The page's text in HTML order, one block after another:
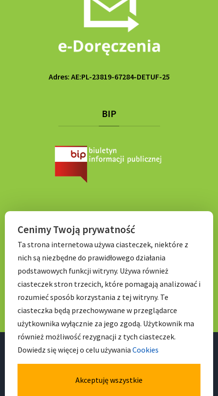
Adres: AE:PL-23819-67284-DETUF-25
BIP
Tel. 71 798 67 99
E-mail:sekretariat.p056@wroclawskaedukacja.pl
Godziny otwarcia:
7:00 – 17: 00
Cenimy Twoją prywatność
Ta strona internetowa używa ciasteczek, niektóre z
nich są niezbędne do prawidłowego działania
podstawowych funkcji witryny. Używa również
ciasteczek stron trzecich, które pomagają analizować i
rozumieć sposób korzystania z tej witryny. Te
ciasteczka będą przechowywane w przeglądarce
użytkownika wyłącznie za jego zgodą. Użytkownik ma
również możliwość rezygnacji z tych ciasteczek.
Dowiedz się więcej o celu używania Cookies
Akceptuję wszystkie